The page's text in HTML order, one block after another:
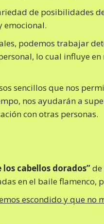
de posibilidades
emocional.
podemos trabajar
lo cual influye
sencillos que nos
nos ayudarán a
con otras personas.
cabellos dorados”de
en el baile flamenco,
escondido y que no